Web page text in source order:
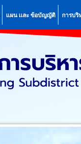
แผน เเละ ข้อบัญญัติ การบริ